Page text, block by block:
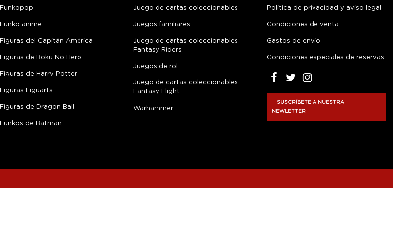
Funkopop
Funko anime
Figuras del Capitán América
Figuras de Boku No Hero
Figuras de Harry Potter
Figuras Figuarts
Figuras de Dragon Ball
Funkos de Batman
Juego de cartas coleccionables
Juegos familiares
Juego de cartas coleccionables
Fantasy Riders
Juegos de rol
Juego de cartas coleccionables
Fantasy Flight
Warhammer
Política de privacidad y aviso legal
Condiciones de venta
Gastos de envío
Condiciones especiales de reservas
SUSCRÍBETE A NUESTRA
NEWLETTER